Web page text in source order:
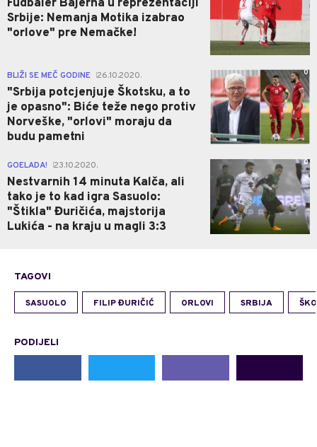
Fudbaler Bajerna u reprezentaciji
Srbije: Nemanja Motika izabrao
"orlove" pre Nemačke!
BLIŽI SE MEČ GODINE 26.10.2020.
"Srbija potcjenjuje Škotsku, a to
je opasno": Biće teže nego protiv
Norveške, "orlovi" moraju da
budu pametni
0
GOELADA! 23.10.2020.
Nestvarnih 14 minuta Kalča, ali
tako je to kad igra Sasuolo:
"Štikla" Đuričića, majstorija
Lukića - na kraju u magli 3:3
0
TAGOVI
SASUOLO FILIP ĐURIČIĆ ORLOVI SRBIJA
PODIJELI